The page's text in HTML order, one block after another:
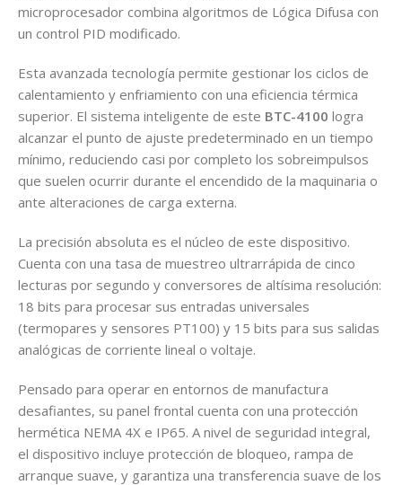
microprocesador combina algoritmos de Lógica Difusa con
un control PID modificado.
Esta avanzada tecnología permite gestionar los ciclos de
calentamiento y enfriamiento con una eficiencia térmica
superior. El sistema inteligente de este BTC-4100 logra
alcanzar el punto de ajuste predeterminado en un tiempo
mínimo, reduciendo casi por completo los sobreimpulsos
que suelen ocurrir durante el encendido de la maquinaria o
ante alteraciones de carga externa.
La precisión absoluta es el núcleo de este dispositivo.
Cuenta con una tasa de muestreo ultrarrápida de cinco
lecturas por segundo y conversores de altísima resolución:
18 bits para procesar sus entradas universales
(termopares y sensores PT100) y 15 bits para sus salidas
analógicas de corriente lineal o voltaje.
Pensado para operar en entornos de manufactura
desafiantes, su panel frontal cuenta con una protección
hermética NEMA 4X e IP65. A nivel de seguridad integral,
el dispositivo incluye protección de bloqueo, rampa de
arranque suave, y garantiza una transferencia suave de los